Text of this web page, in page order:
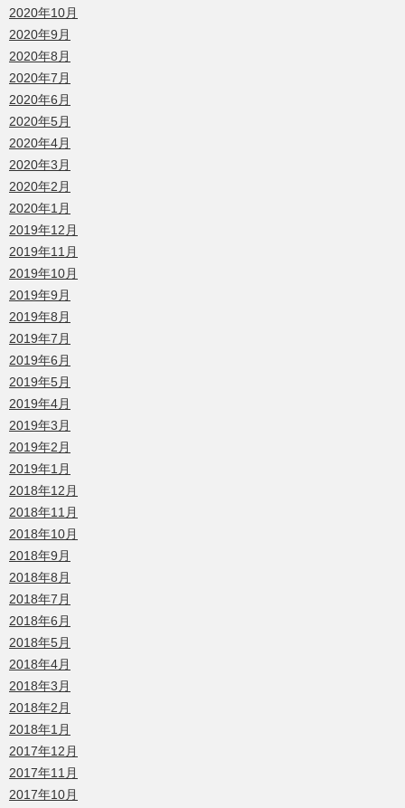
2020年10月
2020年9月
2020年8月
2020年7月
2020年6月
2020年5月
2020年4月
2020年3月
2020年2月
2020年1月
2019年12月
2019年11月
2019年10月
2019年9月
2019年8月
2019年7月
2019年6月
2019年5月
2019年4月
2019年3月
2019年2月
2019年1月
2018年12月
2018年11月
2018年10月
2018年9月
2018年8月
2018年7月
2018年6月
2018年5月
2018年4月
2018年3月
2018年2月
2018年1月
2017年12月
2017年11月
2017年10月